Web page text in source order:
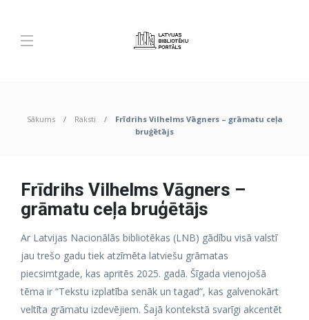
Sākums Raksti
Frīdrihs Vilhelms Vāgners – grāmatu ceļa
bruģētājs
Frīdrihs Vilhelms Vāgners –
grāmatu ceļa bruģētājs
Ar Latvijas Nacionālās bibliotēkas (LNB) gādību visā valstī
jau trešo gadu tiek atzīmēta latviešu grāmatas
piecsimtgade, kas apritēs 2025. gadā. Šīgada vienojošā
tēma ir “Tekstu izplatība senāk un tagad”, kas galvenokārt
veltīta grāmatu izdevējiem. Šajā kontekstā svarīgi akcentēt